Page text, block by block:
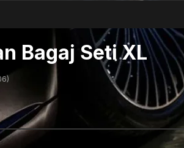
Bagaj Seti XL